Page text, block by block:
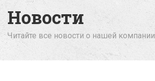
Новости
Читайте все новости о нашей компании